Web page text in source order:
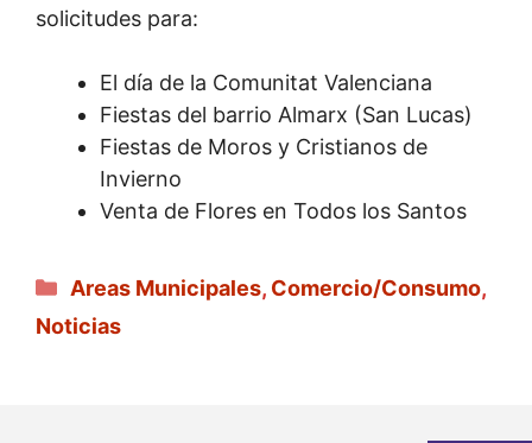
solicitudes para:
El día de la Comunitat Valenciana
Fiestas del barrio Almarx (San Lucas)
Fiestas de Moros y Cristianos de
Invierno
Venta de Flores en Todos los Santos
Categorías
Areas Municipales, Comercio/Consumo,
Noticias